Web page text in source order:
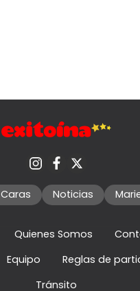
Caras Noticias
Quienes Somos
Equipo
Reglas de
Tránsito